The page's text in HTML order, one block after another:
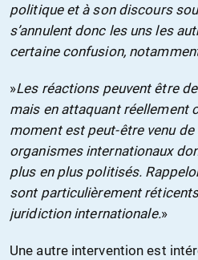
politique et à son discours
s’annulent donc les uns les
certaine confusion,
»Les réactions peuvent être
mais en attaquant réellement
moment est peut-être venu
organismes internationaux
plus en plus politisés.
sont particulièrement
juridiction internationale.»
Une autre intervention est